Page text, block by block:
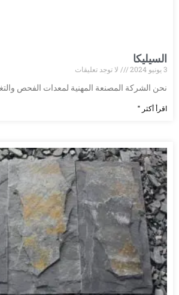
السيليكا
3 يونيو 2024
لا توجد تعليقات
نحن الشركة المصنعة المهنية لمعدات الفحص
اقرأ أكثر "